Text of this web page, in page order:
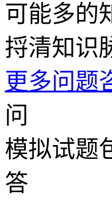
可能多的
捋清知识
更多问题
问
模拟试题
答